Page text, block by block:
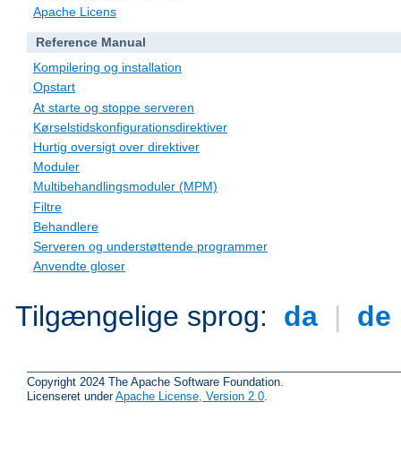
Apache Licens
Reference Manual
Kompilering og installation
Opstart
At starte og stoppe serveren
Kørselstidskonfigurationsdirektiver
Hurtig oversigt over direktiver
Moduler
Multibehandlingsmoduler (MPM)
Filtre
Behandlere
Serveren og understøttende programmer
Anvendte gloser
Tilgængelige sprog: da | de
Copyright 2024 The Apache Software Foundation.
Licenseret underApache License, Version 2.0